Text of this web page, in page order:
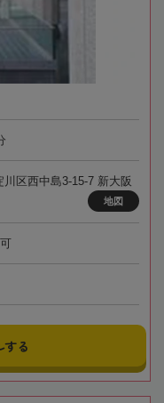
区西中島3-15-7 新大阪
地図
る